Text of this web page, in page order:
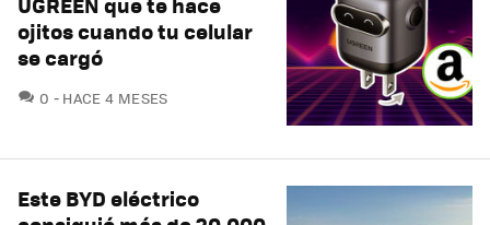
ojitos cuando tu celular
se cargó
0 COMENTARIOS
HACE 4 MESES
Este BYD eléctrico